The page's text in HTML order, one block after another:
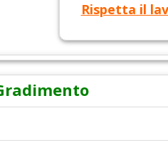
Rispetta il